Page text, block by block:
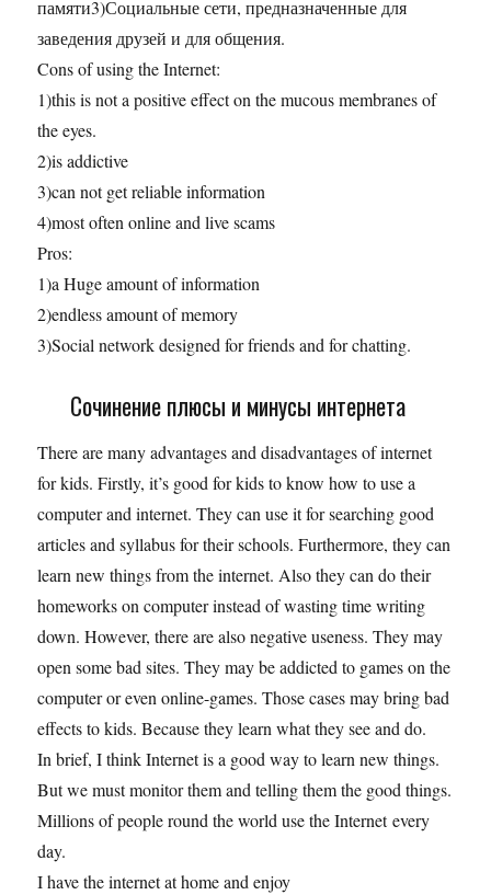
памяти3)Социальные сети, предназначенные для
заведения друзей и для общения.
Cons of using the Internet:
1)this is not a positive effect on the mucous membranes of
the eyes.
2)is addictive
3)can not get reliable information
4)most often online and live scams
Pros:
1)a Huge amount of information
2)endless amount of memory
3)Social network designed for friends and for chatting.
Сочинение плюсы и минусы интернета
There are many advantages and disadvantages of internet
for kids. Firstly, it’s good for kids to know how to use a
computer and internet. They can use it for searching good
articles and syllabus for their schools. Furthermore, they can
learn new things from the internet. Also they can do their
homeworks on computer instead of wasting time writing
down. However, there are also negative useness. They may
open some bad sites. They may be addicted to games on the
computer or even online-games. Those cases may bring bad
effects to kids. Because they learn what they see and do.
In brief, I think Internet is a good way to learn new things.
But we must monitor them and telling them the good things.
Millions of people round the world use the Internet every
day.
I have the internet at home and enjoy